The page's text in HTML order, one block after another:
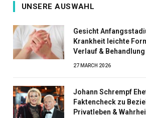
UNSERE AUSWAHL
Gesicht
Krankheit leichte
Verlauf & Behandlung
27 MARCH 2026
Johann Schrempf
Faktencheck zu
Privatleben &